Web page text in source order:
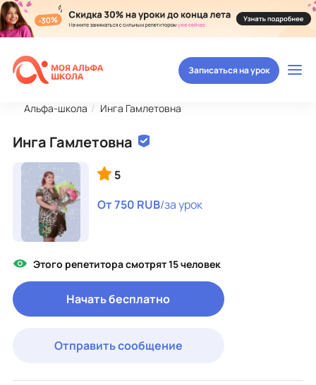
Записаться на урок
Альфа-школа Инга Гамлетовна
Инга Гамлетовна
5
От 750 RUB/за урок
Этого репетитора смотрят 15 человек
Начать бесплатно
Отправить сообщение